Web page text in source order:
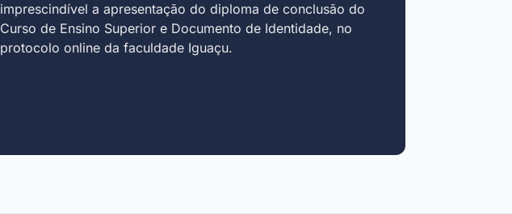
imprescindível a apresentação do diploma de conclusão do
Curso de Ensino Superior e Documento de Identidade, no
protocolo online da faculdade Iguaçu.